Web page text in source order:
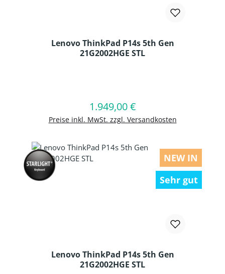
Lenovo ThinkPad P14s 5th Gen
21G2002HGE STL
Regulärer Preis:
1.949,00 €
Preise inkl. MwSt. zzgl. Versandkosten
In den Warenkorb
NEW IN
Sehr gut
Lenovo ThinkPad P14s 5th Gen
21G2002HGE STL